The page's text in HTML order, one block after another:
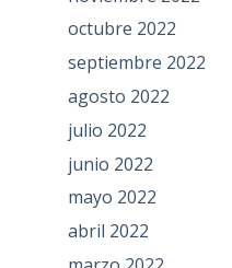
octubre 2022
septiembre 2022
agosto 2022
julio 2022
junio 2022
mayo 2022
abril 2022